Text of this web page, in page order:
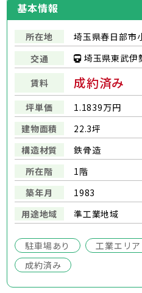
基本情報
所在地
埼玉県春日部市
交通
埼玉県東武伊
賃料 成約済み
坪単価
1.1839万円
建物面積
22.3坪
構造材質
鉄骨造
所在階
1階
築年月
1983
用途地域
準工業地域
駐車場あり 工業エリア
成約済み